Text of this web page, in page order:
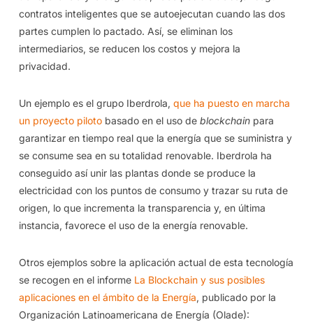
contratos inteligentes que se autoejecutan cuando las dos
partes cumplen lo pactado. Así, se eliminan los
intermediarios, se reducen los costos y mejora la
privacidad.
Un ejemplo es el grupo Iberdrola, que ha puesto en marcha
un proyecto pilotobasado en el uso de blockchain para
garantizar en tiempo real que la energía que se suministra y
se consume sea en su totalidad renovable. Iberdrola ha
conseguido así unir las plantas donde se produce la
electricidad con los puntos de consumo y trazar su ruta de
origen, lo que incrementa la transparencia y, en última
instancia, favorece el uso de la energía renovable.
Otros ejemplos sobre la aplicación actual de esta tecnología
se recogen en el informe La Blockchain y sus posibles
aplicaciones en el ámbito de la Energía, publicado por la
Organización Latinoamericana de Energía (Olade):